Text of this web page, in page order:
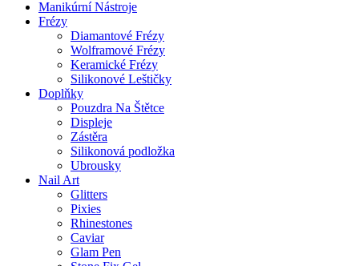
Manikúrní Nástroje
Frézy
Diamantové Frézy
Wolframové Frézy
Keramické Frézy
Silikonové Leštičky
Doplňky
Pouzdra Na Štětce
Displeje
Zástěra
Silikonová podložka
Ubrousky
Nail Art
Glitters
Pixies
Rhinestones
Caviar
Glam Pen